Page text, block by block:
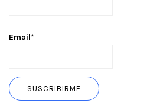
Email*